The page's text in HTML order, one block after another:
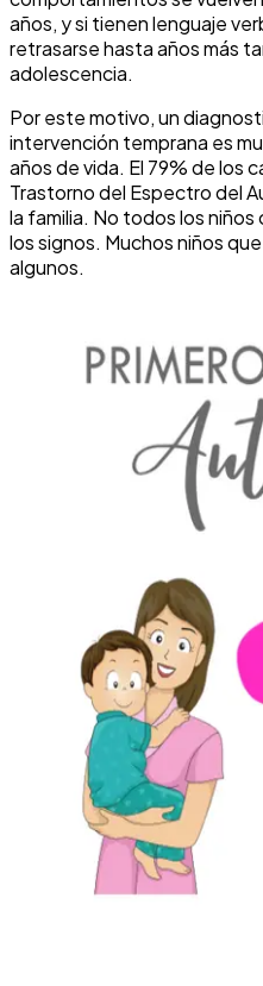
años, y si tienen lenguaje
retrasarse hasta años más
adolescencia.
Por este motivo, un
intervención temprana es
años de vida. El 79% de los
Trastorno del Espectro del
la familia. No todos los
los signos. Muchos niños
algunos.